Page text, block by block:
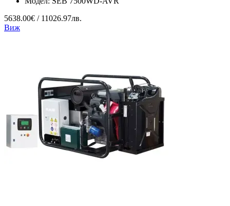
5638.00€ / 11026.97лв.
Виж